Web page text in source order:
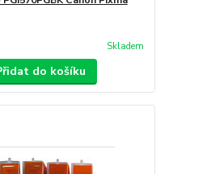
Skladem
do košíku